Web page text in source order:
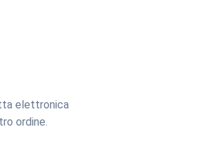
elettronica
ordine.